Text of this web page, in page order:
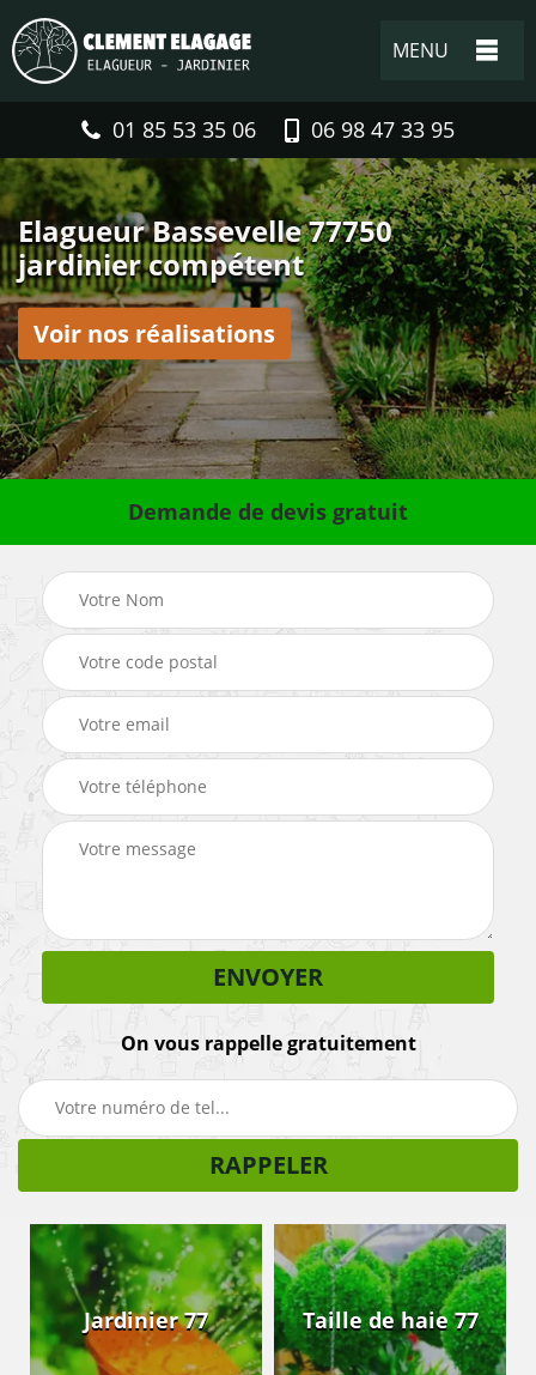
MENU
01 85 53 35 06 06 98 47 33 95
Elagueur Bassevelle 77750
jardinier compétent
Voir nos réalisations
Demande de devis gratuit
On vous rappelle gratuitement
Jardinier 77 Taille de haie 77